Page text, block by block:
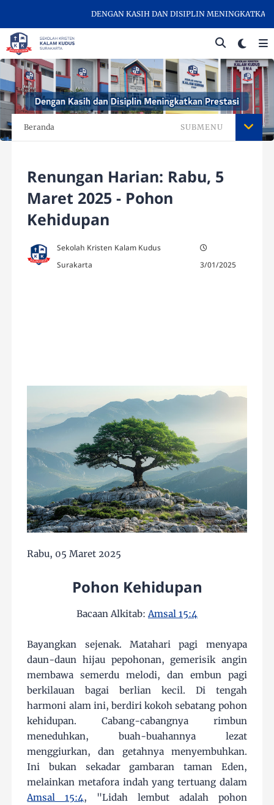
DENGAN KASIH DAN DISIPLIN MENINGKATKAN
Beranda SUBMENU
Renungan Harian: Rabu, 5
Maret 2025 - Pohon
Kehidupan
Sekolah Kristen Kalam Kudus
Surakarta
3/01/2025
Rabu, 05 Maret 2025
Pohon Kehidupan
Bacaan Alkitab: Amsal 15:4
Bayangkan sejenak. Matahari pagi menyapa
daun-daun hijau pepohonan, gemerisik angin
membawa semerdu melodi, dan embun pagi
berkilauan bagai berlian kecil. Di tengah
harmoni alam ini, berdiri kokoh sebatang pohon
kehidupan. Cabang-cabangnya rimbun
meneduhkan, buah-buahannya lezat
menggiurkan, dan getahnya menyembuhkan.
Ini bukan sekadar gambaran taman Eden,
melainkan metafora indah yang tertuang dalam
Amsal 15:4, "Lidah lembut adalah pohon